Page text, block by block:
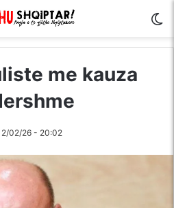
me kauza
02/26 - 20:02